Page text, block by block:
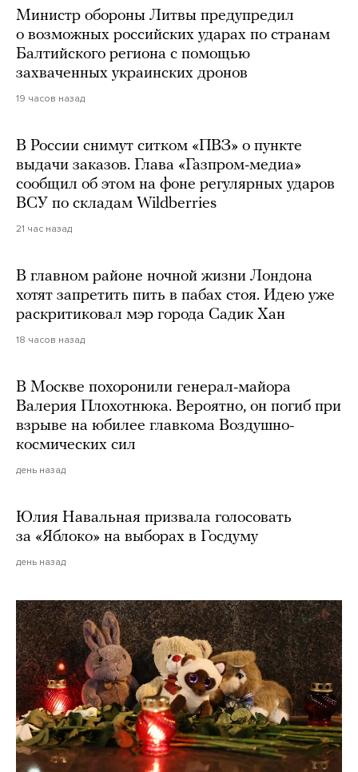
Министр обороны Литвы предупредил
о возможных российских ударах по странам
Балтийского региона с помощью
захваченных украинских дронов
19 часов назад
В России снимут ситком «ПВЗ» о пункте
выдачи заказов. Глава «Газпром-медиа»
сообщил об этом на фоне регулярных ударов
ВСУ по складам Wildberries
21 час назад
В главном районе ночной жизни Лондона
хотят запретить пить в пабах стоя. Идею уже
раскритиковал мэр города Садик Хан
18 часов назад
В Москве похоронили генерал-майора
Валерия Плохотнюка. Вероятно, он погиб при
взрыве на юбилее главкома Воздушно-
космических сил
день назад
Юлия Навальная призвала голосовать
за «Яблоко» на выборах в Госдуму
день назад